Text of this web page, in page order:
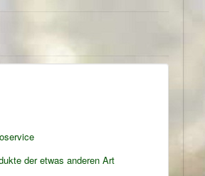
der etwas anderen Art